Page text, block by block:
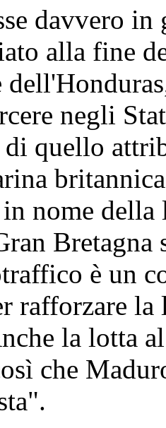
davvero
alla fine
negli
di quello
nome
Bretagna
è un
rafforzare la
la lotta
che